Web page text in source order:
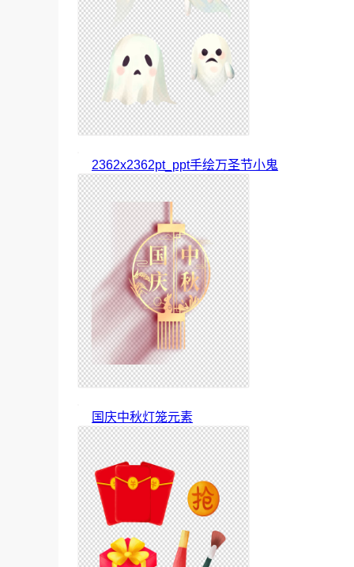
2362x2362pt_ppt手绘万圣节小鬼
国庆中秋灯笼元素